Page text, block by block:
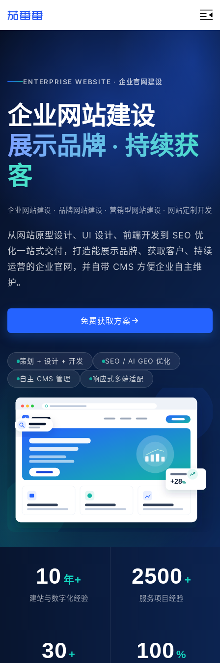
ENTERPRISE WEBSITE · 企业官网建设
企业网站建设
展示品牌 · 持续获
客
企业网站建设 · 品牌网站建设 · 营销型网站建设 · 网站定制开发
从网站原型设计、UI 设计、前端开发到 SEO 优
化一站式交付，打造能展示品牌、获取客户、持续
运营的企业官网，并自带 CMS 方便企业自主维
护。
免费获取方案
策划 + 设计 + 开发 SEO / AI GEO 优化
自主 CMS 管理 响应式多端适配
10 年+
建站与数字化经验
2500 +
服务项目经验
30 + 100 %